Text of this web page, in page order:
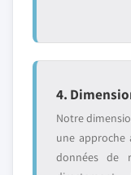
4.
Notre
une approche
données de